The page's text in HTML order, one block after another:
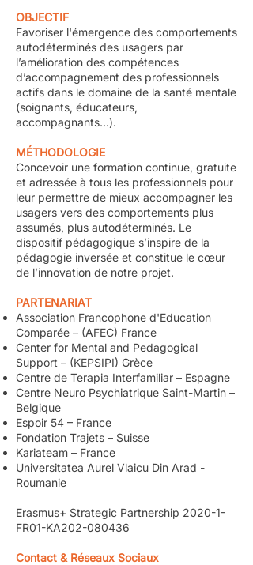
OBJECTIF
Favoriser l'émergence des comportements
autodéterminés des usagers par
l’amélioration des compétences
d’accompagnement des professionnels
actifs dans le domaine de la santé mentale
(soignants, éducateurs,
accompagnants...).
MÉTHODOLOGIE
Concevoir une formation continue, gratuite
et adressée à tous les professionnels pour
leur permettre de mieux accompagner les
usagers vers des comportements plus
assumés, plus autodéterminés. Le
dispositif pédagogique s’inspire de la
pédagogie inversée et constitue le cœur
de l’innovation de notre projet.
PARTENARIAT
Association Francophone d'Education
Comparée – (AFEC) France
Center for Mental and Pedagogical
Support – (KEPSIPI) Grèce
Centre de Terapia Interfamiliar – Espagne
Centre Neuro Psychiatrique Saint-Martin –
Belgique
Espoir 54 – France
Fondation Trajets – Suisse
Kariateam – France
Universitatea Aurel Vlaicu Din Arad -
Roumanie
Erasmus+ Strategic Partnership 2020-1-
FR01-KA202-080436
Contact & Réseaux Sociaux